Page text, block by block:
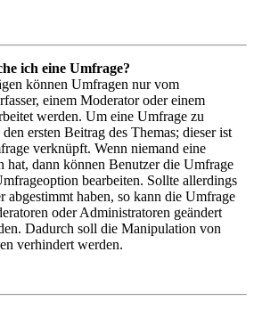
ich eine Umfrage?
können Umfragen nur vom
einem Moderator oder einem
werden. Um eine Umfrage zu
ersten Beitrag des Themas; dieser ist
verknüpft. Wenn niemand eine
hat, dann können Benutzer die Umfrage
bearbeiten. Sollte allerdings
abgestimmt haben, so kann die Umfrage
oder Administratoren geändert
Dadurch soll die Manipulation von
verhindert werden.